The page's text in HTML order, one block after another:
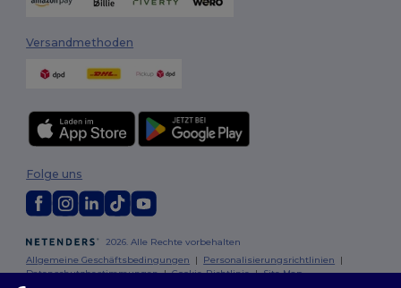
Versandmethoden
2026. Alle Rechte vorbehalten
Allgemeine Geschäftsbedingungen | Personalisierungsrichtlinien |
Datenschutzbestimmungen|Cookie-Richtlinie|Site Map
Folge uns